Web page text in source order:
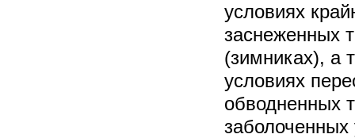
условиях
заснеженных
(зимниках), а
условиях
обводненных